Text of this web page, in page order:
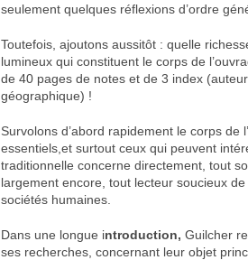
seulement quelques réflexions d’ordre
Toutefois, ajoutons aussitôt : quelle
lumineux qui constituent le corps de
de 40 pages de notes et de 3 index
géographique) !
Survolons d’abord rapidement le corps de
essentiels,et surtout ceux qui peuvent
traditionnelle concerne directement, tout
largement encore, tout lecteur soucieux
sociétés humaines.
Dans une longue introduction, Guilcher
ses recherches, concernant leur objet